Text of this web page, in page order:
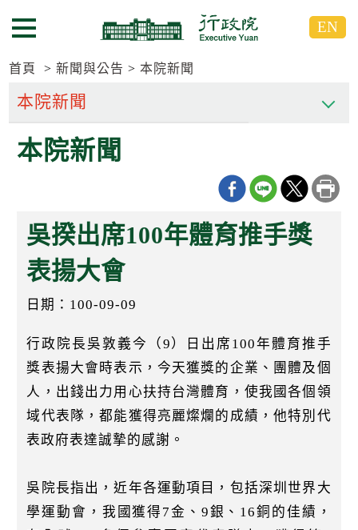
到
要
區
到
要
區
選單按鈕 EN
首頁 新聞與公告 本院新聞
本院新聞
吳揆出席100年體育推手獎
表揚大會
日期：100-09-09
行政院長吳敦義今（9）日出席100年體育推手
獎表揚大會時表示，今天獲獎的企業、團體及個
人，出錢出力用心扶持台灣體育，使我國各個領
域代表隊，都能獲得亮麗燦爛的成績，他特別代
表政府表達誠摯的感謝。
吳院長指出，近年各運動項目，包括深圳世界大
學運動會，我國獲得7金、9銀、16銅的佳績，